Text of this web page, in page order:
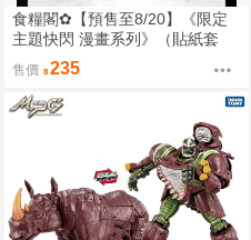
食糧閣✿【預售至8/20】《限定
主題快閃 漫畫系列》（貼紙套
裝）惡靈剋星／幻影敢死隊／主
題快閃／宍喰野虎落／是岸遊人
／觀崎薰／多聞康太郎／壹宮昊
售價 235